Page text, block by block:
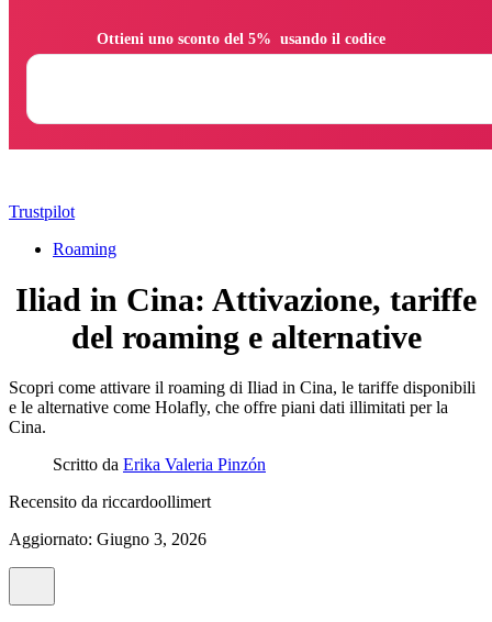
Trustpilot
Roaming
Iliad in Cina: Attivazione, tariffe
del roaming e alternative
Scopri come attivare il roaming di Iliad in Cina, le tariffe disponibili
e le alternative come Holafly, che offre piani dati illimitati per la
Cina.
Scritto da Erika Valeria Pinzón
Recensito da riccardoollimert
Aggiornato: Giugno 3, 2026